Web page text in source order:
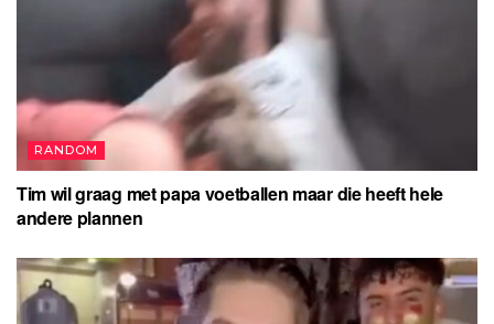
RANDOM
Tim wil graag met papa voetballen maar die heeft hele
andere plannen